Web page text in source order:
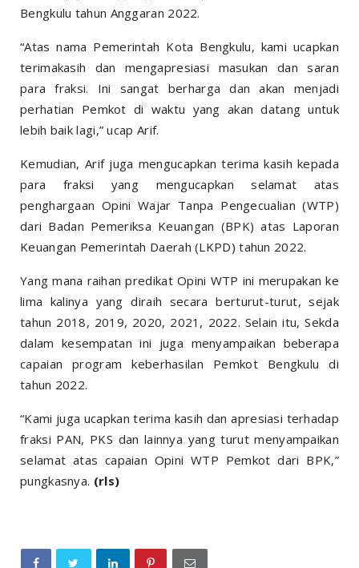
Bengkulu tahun Anggaran 2022.
“Atas nama Pemerintah Kota Bengkulu, kami ucapkan
terimakasih dan mengapresiasi masukan dan saran
para fraksi. Ini sangat berharga dan akan menjadi
perhatian Pemkot di waktu yang akan datang untuk
lebih baik lagi,” ucap Arif.
Kemudian, Arif juga mengucapkan terima kasih kepada
para fraksi yang mengucapkan selamat atas
penghargaan Opini Wajar Tanpa Pengecualian (WTP)
dari Badan Pemeriksa Keuangan (BPK) atas Laporan
Keuangan Pemerintah Daerah (LKPD) tahun 2022.
Yang mana raihan predikat Opini WTP ini merupakan ke
lima kalinya yang diraih secara berturut-turut, sejak
tahun 2018, 2019, 2020, 2021, 2022. Selain itu, Sekda
dalam kesempatan ini juga menyampaikan beberapa
capaian program keberhasilan Pemkot Bengkulu di
tahun 2022.
“Kami juga ucapkan terima kasih dan apresiasi terhadap
fraksi PAN, PKS dan lainnya yang turut menyampaikan
selamat atas capaian Opini WTP Pemkot dari BPK,”
pungkasnya. (rls)